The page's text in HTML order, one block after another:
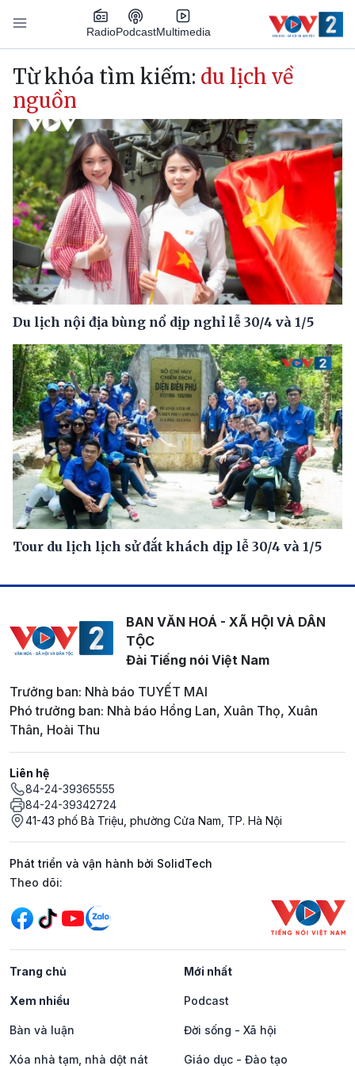
Nhảy đến nội dung
RadioPodcastMultimedia
Main navigation
Từ khóa tìm kiếm: du lịch về
nguồn
Du lịch nội địa bùng nổ dịp nghỉ lễ 30/4 và 1/5
Tour du lịch lịch sử đắt khách dịp lễ 30/4 và 1/5
BAN VĂN HOÁ - XÃ HỘI VÀ DÂN
TỘC
Đài Tiếng nói Việt Nam
Trưởng ban: Nhà báo TUYẾT MAI
Phó trưởng ban: Nhà báo Hồng Lan, Xuân Thọ, Xuân
Thân, Hoài Thu
Liên hệ
84-24-39365555
84-24-39342724
41-43 phố Bà Triệu, phường Cửa Nam, TP. Hà Nội
Phát triển và vận hành bởi SolidTech
Mạng xã hội
Theo dõi:
Trang chủ Mới nhất
Xem nhiều Podcast
Bàn và luận Đời sống - Xã hội
Xóa nhà tạm, nhà dột nát Giáo dục - Đào tạo